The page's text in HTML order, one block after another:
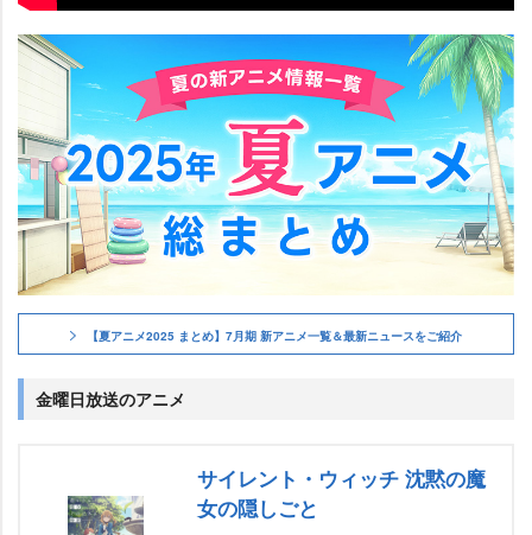
【夏アニメ2025 まとめ】7月期 新アニメ一覧＆最新ニュースをご紹介
金曜日放送のアニメ
サイレント・ウィッチ 沈黙の魔
女の隠しごと